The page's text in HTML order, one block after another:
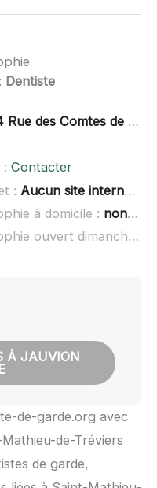
Dentiste
des Comtes de Melgueil, 34270 Saint-Mathieu-de-Tréviers
: Contacter
: Aucun site internet connu
à domicile : non renseigné
Jauvion Sophie ouvert dimanche :
À JAUVION
de-garde.org avec
de-Tréviers
de garde,